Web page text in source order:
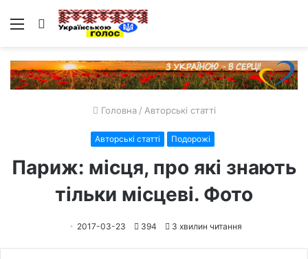
Меню Пошук
Головна / Авторські статті
Авторські статті Подорожі
Париж: місця, про які знають
тільки місцеві. Фото
2017-03-23 394 3 хвилин читання